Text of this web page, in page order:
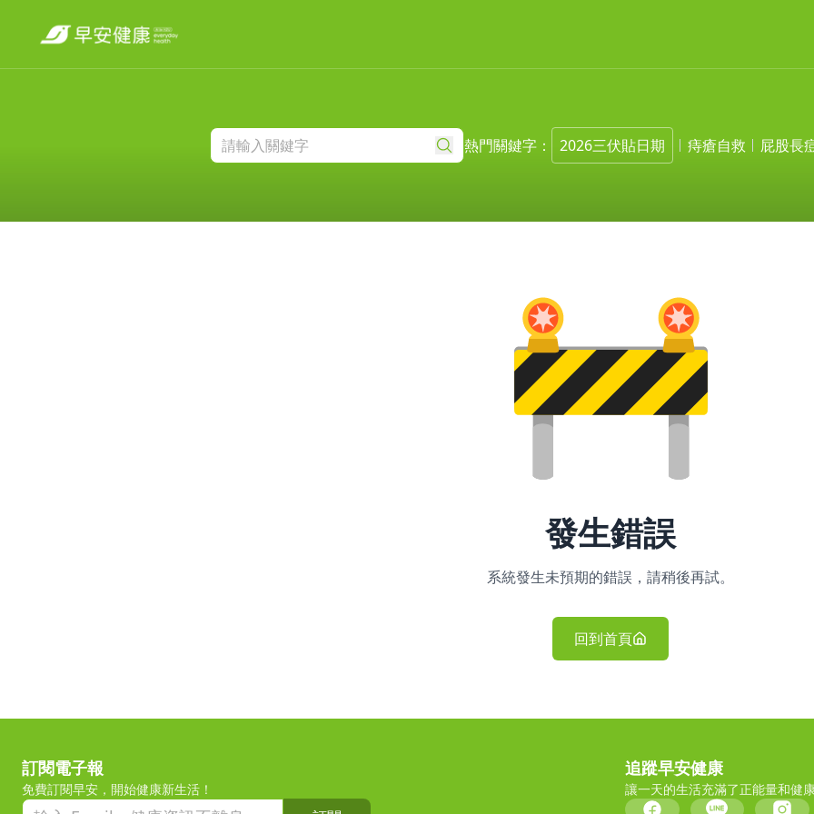
熱門關鍵字： 2026三伏貼日期 痔瘡自救 屁股長
發生錯誤
系統發生未預期的錯誤，請稍後再試。
回到首頁
訂閱電子報
免費訂閱早安，開始健康新生活！
追蹤早安健康
讓一天的生活充滿了正能量和健